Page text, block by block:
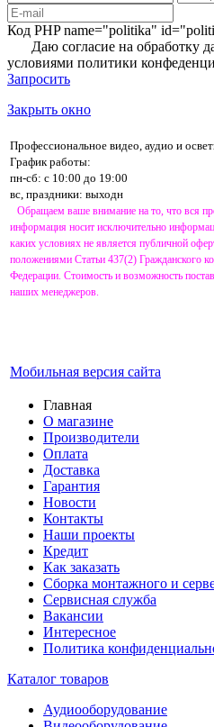
Код PHPname="politika"
Даю согласие на обработку
условиями политики
Запросить
Закрыть окно
Профессиональное видео, аудио и
График работы:
пн-сб: с 10:00 до 19:00
вс, праздники: выходн
Обращаем ваше внимание на то, что вся
информация носит исключительно
каких условиях не является публичной
положениями Статьи 437(2) Гражданского
Федерации. Стоимость и возможность
наших менеджеров.
Мобильная версия сайта
Главная
О магазине
Производители
Оплата
Доставка
Гарантия
Новости
Контакты
Наши проекты
Кредит
Как заказать
Сборка монтажного и
Сервисная служба
Вакансии
Интересное
Политика
Каталог товаров
Аудиооборудование